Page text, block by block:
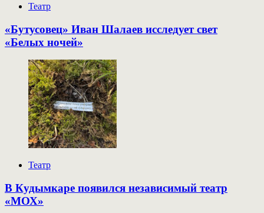
Театр
«Бутусовец» Иван Шалаев исследует свет
«Белых ночей»
Театр
В Кудымкаре появился независимый театр
«МОХ»